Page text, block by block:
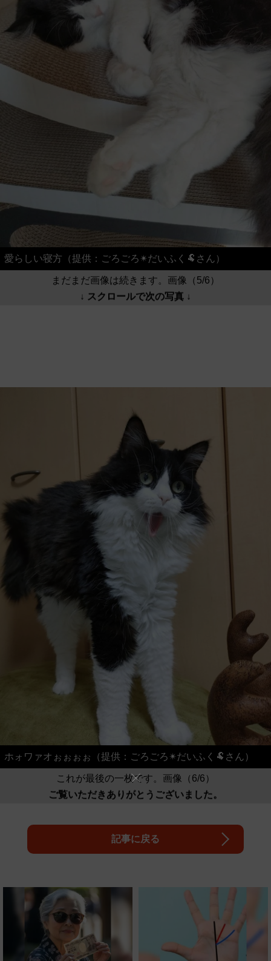
愛らしい寝方（提供：ごろごろ✴︎だいふく🐏さん）
まだまだ画像は続きます。画像（5/6）
↓ スクロールで次の写真 ↓
ホォワァオぉぉぉぉ（提供：ごろごろ✴︎だいふく🐏さん）
これが最後の一枚です。画像（6/6）
ご覧いただきありがとうございました。
記事に戻る